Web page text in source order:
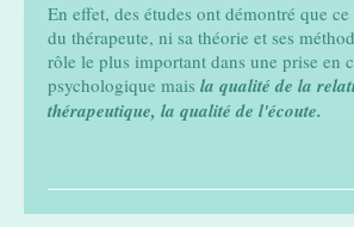
En effet, des études ont démontré que
du thérapeute, ni sa théorie et ses
rôle le plus important dans une prise en
psychologique mais la qualité de la
thérapeutique, la qualité de l'écoute.